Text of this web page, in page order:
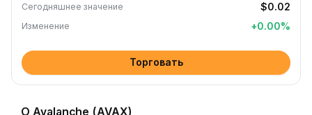
Сегодняшнее значение $0.02
Изменение +0.00%
Торговать
О Avalanche (AVAX)